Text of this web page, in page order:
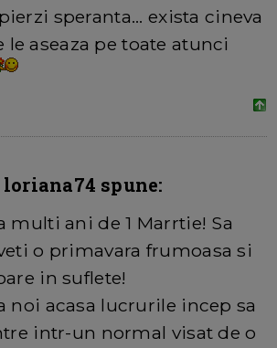
speranta... exista cineva
le aseaza pe toate atunci
loriana74 spune:
multi ani de 1 Marrtie! Sa
o primavara frumoasa si
in suflete!
noi acasa lucrurile incep sa
intr-un normal visat de o